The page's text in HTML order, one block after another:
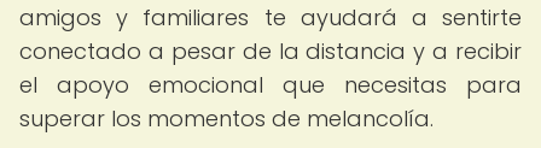
amigos y familiares te ayudará a sentirte
conectado a pesar de la distancia y a recibir
el apoyo emocional que necesitas para
superar los momentos de melancolía.